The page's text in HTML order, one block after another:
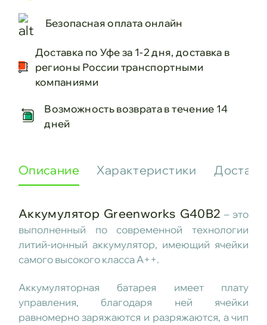
Безопасная оплата онлайн
Доставка по Уфе за 1-2 дня, доставка в
регионы России транспортными
компаниями
Возможность возврата в течение 14
дней
Описание Характеристики
Аккумулятор Greenworks G40B2 – это
выполненный по современной технологии
литий-ионный аккумулятор, имеющий ячейки
самого высокого класса А++.
Аккумуляторная батарея имеет плату
управления, благодаря ней ячейки
равномерно заряжаются и разряжаются, а чип